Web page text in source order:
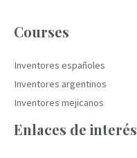
Courses
Inventores españoles
Inventores argentinos
Inventores mejicanos
Enlaces de interés